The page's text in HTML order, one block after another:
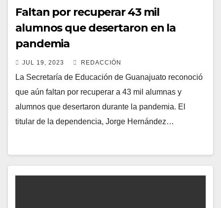
Faltan por recuperar 43 mil
alumnos que desertaron en la
pandemia
JUL 19, 2023 REDACCIÓN
La Secretaría de Educación de Guanajuato reconoció
que aún faltan por recuperar a 43 mil alumnas y
alumnos que desertaron durante la pandemia. El
titular de la dependencia, Jorge Hernández…